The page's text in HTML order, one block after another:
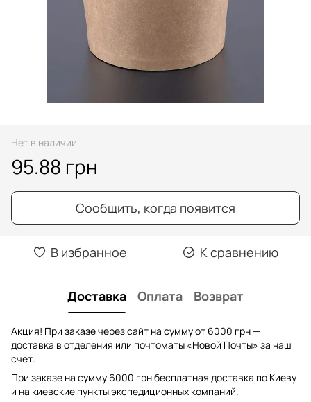
Нет в наличии
95.88 грн
Сообщить, когда появится
В избранное К сравнению
Доставка Оплата Возврат
Акция! При заказе через сайт на сумму от 6000 грн —
доставка в отделения или почтоматы «Новой Почты» за наш
счет.
При заказе на сумму 6000 грн бесплатная доставка по Киеву
и на киевские пункты экспедиционных компаний.